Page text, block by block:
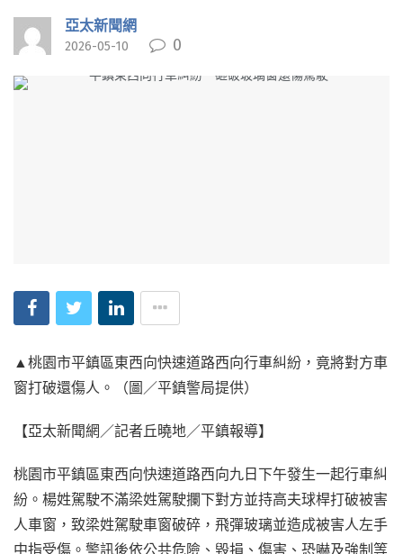
亞太新聞網
2026-05-10 0
▲桃園市平鎮區東西向快速道路西向行車糾紛，竟將對方車
窗打破還傷人。（圖／平鎮警局提供）
【亞太新聞網／記者丘曉地／平鎮報導】
桃園市平鎮區東西向快速道路西向九日下午發生一起行車糾
紛。楊姓駕駛不滿梁姓駕駛攔下對方並持高夫球桿打破被害
人車窗，致梁姓駕駛車窗破碎，飛彈玻璃並造成被害人左手
中指受傷。警訊後依公共危險、毀損、傷害、恐嚇及強制等